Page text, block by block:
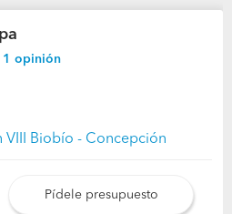
1 opinión
VIII Biobío - Concepción
Pídele presupuesto